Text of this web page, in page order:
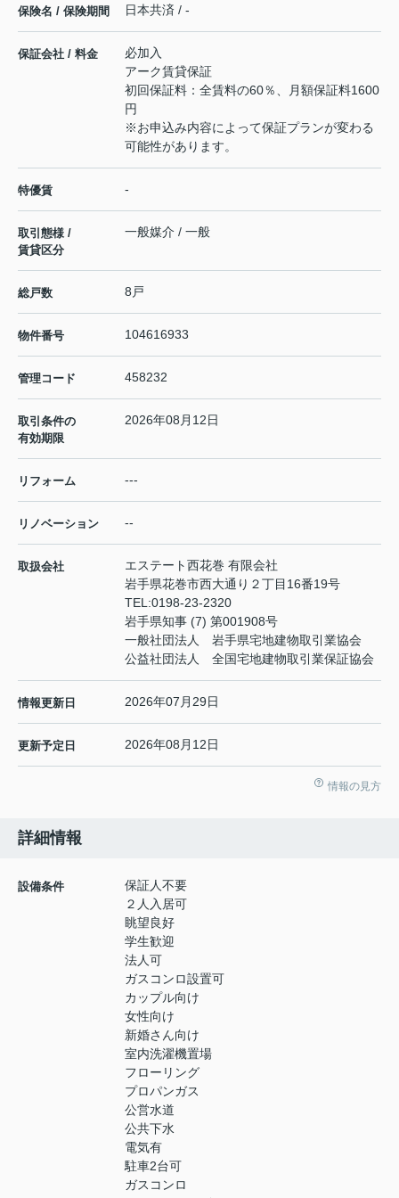
保険名 / 保険期間 日本共済 / -
保証会社 / 料金
必加入
アーク賃貸保証
初回保証料：全賃料の60％、月額保証料1600
円
※お申込み内容によって保証プランが変わる
可能性があります。
特優賃 -
取引態様 /
賃貸区分
一般媒介 / 一般
総戸数 8戸
物件番号 104616933
管理コード 458232
取引条件の
有効期限
2026年08月12日
リフォーム ---
リノベーション --
取扱会社
エステート西花巻 有限会社
岩手県花巻市西大通り２丁目16番19号
TEL:0198-23-2320
岩手県知事 (7) 第001908号
一般社団法人 岩手県宅地建物取引業協会
公益社団法人 全国宅地建物取引業保証協会
情報更新日 2026年07月29日
更新予定日 2026年08月12日
情報の見方
詳細情報
設備条件
保証人不要
２人入居可
眺望良好
学生歓迎
法人可
ガスコンロ設置可
カップル向け
女性向け
新婚さん向け
室内洗濯機置場
フローリング
プロパンガス
公営水道
公共下水
電気有
駐車2台可
ガスコンロ